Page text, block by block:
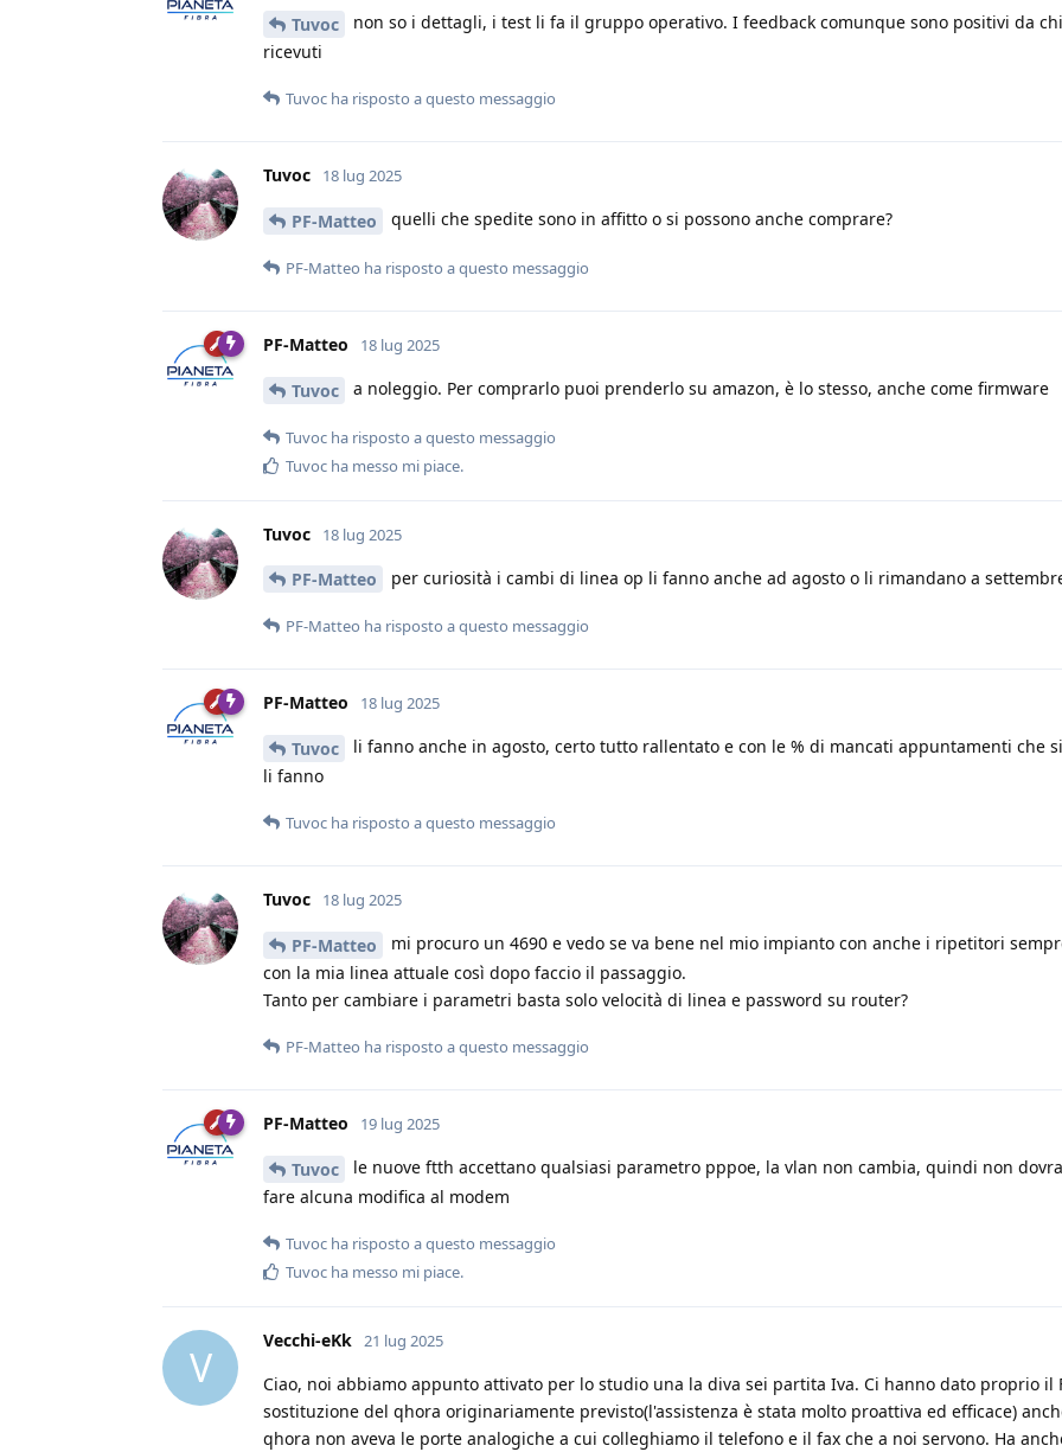
Tuvoc
non so i dettagli, i test li fa il gruppo operativo. I feedback comunque sono positivi da
ricevuti
Tuvoc ha risposto a questo messaggio
Tuvoc 18 lug 2025
PF-Matteo quelli che spedite sono in affitto o si possono anche comprare?
PF-Matteo ha risposto a questo messaggio
PF-Matteo 18 lug 2025
Tuvoc a noleggio. Per comprarlo puoi prenderlo su amazon, è lo stesso, anche come firmware
Tuvoc ha risposto a questo messaggio
Tuvoc ha messo mi piace.
Tuvoc 18 lug 2025
PF-Matteo per curiosità i cambi di linea op li fanno anche ad agosto o li rimandano a
PF-Matteo ha risposto a questo messaggio
PF-Matteo 18 lug 2025
Tuvoc
li fanno anche in agosto, certo tutto rallentato e con le % di mancati appuntamenti che
li fanno
Tuvoc ha risposto a questo messaggio
Tuvoc 18 lug 2025
PF-Matteo
mi procuro un 4690 e vedo se va bene nel mio impianto con anche i ripetitori
con la mia linea attuale così dopo faccio il passaggio.
Tanto per cambiare i parametri basta solo velocità di linea e password su router?
PF-Matteo ha risposto a questo messaggio
PF-Matteo 19 lug 2025
Tuvoc
le nuove ftth accettano qualsiasi parametro pppoe, la vlan non cambia, quindi non
fare alcuna modifica al modem
Tuvoc ha risposto a questo messaggio
Tuvoc ha messo mi piace.
V
Vecchi-eKk 21 lug 2025
Ciao, noi abbiamo appunto attivato per lo studio una la diva sei partita Iva. Ci hanno dato proprio il
sostituzione del qhora originariamente previsto(l'assistenza è stata molto proattiva ed efficace)
qhora non aveva le porte analogiche a cui colleghiamo il telefono e il fax che a noi servono. Ha